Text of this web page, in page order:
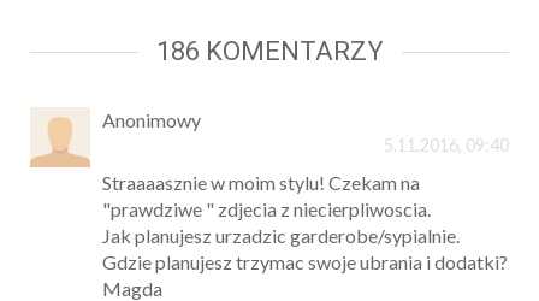
186 KOMENTARZY
Anonimowy
5.11.2016, 09:40
Straaaasznie w moim stylu! Czekam na
"prawdziwe " zdjecia z niecierpliwoscia.
Jak planujesz urzadzic garderobe/sypialnie.
Gdzie planujesz trzymac swoje ubrania i dodatki?
Magda